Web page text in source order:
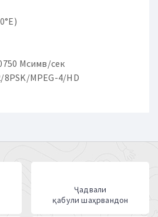
Мсимв/сек
8PSK/MPEG-4/HD
Ҷадвали
қабули шаҳрвандон